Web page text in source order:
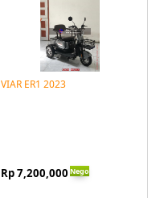
VIAR ER1 2023
Rp 7,200,000 Nego